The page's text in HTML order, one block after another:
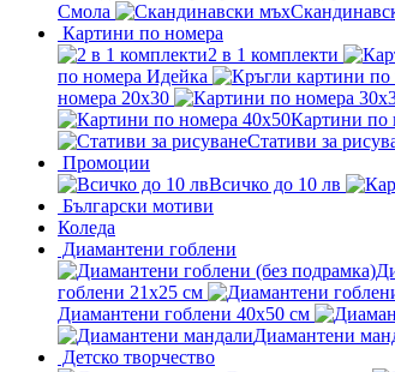
Смола
Картини по номера
2 в 1 комплекти
по номера Идейка
номера 20x30
Картини по
Стативи за
Промоции
Всичко до 10 лв
Български мотиви
Коледа
Диамантени гоблени
гоблени 21x25 см
Диамантени гоблени 40x50 см
Диамантени
Детско творчество